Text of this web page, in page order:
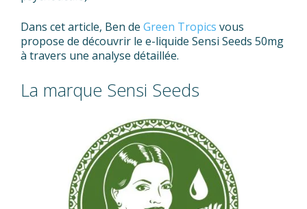
Dans cet article, Ben de Green Tropics vous
propose de découvrir le e-liquide Sensi Seeds 50mg
à travers une analyse détaillée.
La marque Sensi Seeds